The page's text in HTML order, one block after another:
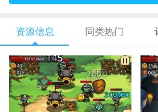
资源信息 同类热门